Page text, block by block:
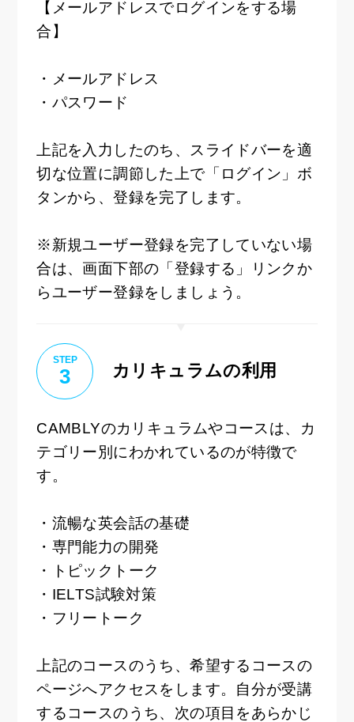
【メールアドレスでログインをする場
合】
・メールアドレス
・パスワード
上記を入力したのち、スライドバーを適
切な位置に調節した上で「ログイン」ボ
タンから、登録を完了します。
※新規ユーザー登録を完了していない場
合は、画面下部の「登録する」リンクか
らユーザー登録をしましょう。
STEP
3 カリキュラムの利用
CAMBLYのカリキュラムやコースは、カ
テゴリー別にわかれているのが特徴で
す。
・流暢な英会話の基礎
・専門能力の開発
・トピックトーク
・IELTS試験対策
・フリートーク
上記のコースのうち、希望するコースの
ページへアクセスをします。自分が受講
するコースのうち、次の項目をあらかじ